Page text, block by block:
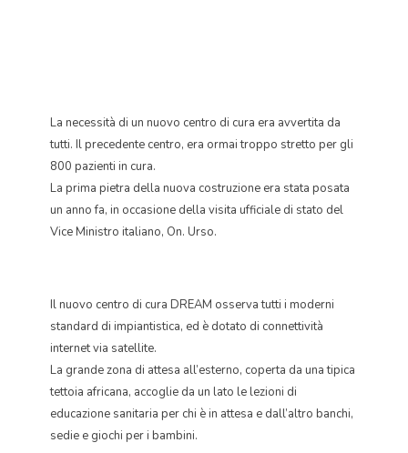
La necessità di un nuovo centro di cura era avvertita da
tutti. Il precedente centro, era ormai troppo stretto per gli
800 pazienti in cura.
La prima pietra della nuova costruzione era stata posata
un anno fa, in occasione della visita ufficiale di stato del
Vice Ministro italiano, On. Urso.
Il nuovo centro di cura DREAM osserva tutti i moderni
standard di impiantistica, ed è dotato di connettività
internet via satellite.
La grande zona di attesa all’esterno, coperta da una tipica
tettoia africana, accoglie da un lato le lezioni di
educazione sanitaria per chi è in attesa e dall’altro banchi,
sedie e giochi per i bambini.